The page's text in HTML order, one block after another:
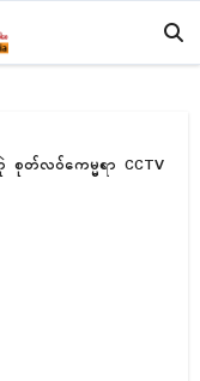
လဝ်ကေမ္မရာ CCTV